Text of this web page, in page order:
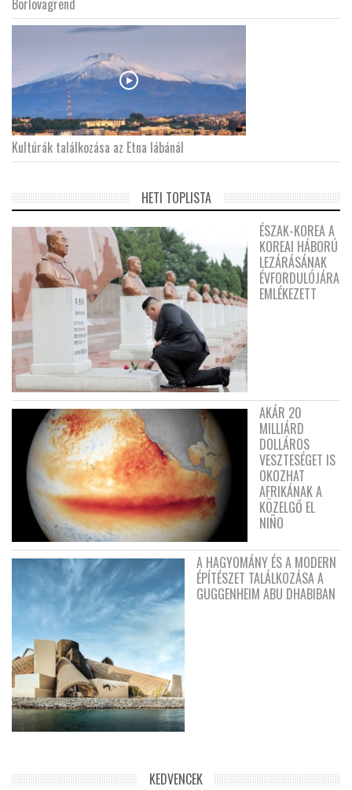
Borlovagrend
Kultúrák találkozása az Etna lábánál
HETI TOPLISTA
ÉSZAK-KOREA A
KOREAI HÁBORÚ
LEZÁRÁSÁNAK
ÉVFORDULÓJÁRA
EMLÉKEZETT
AKÁR 20
MILLIÁRD
DOLLÁROS
VESZTESÉGET IS
OKOZHAT
AFRIKÁNAK A
KÖZELGŐ EL
NIÑO
A HAGYOMÁNY ÉS A MODERN
ÉPÍTÉSZET TALÁLKOZÁSA A
GUGGENHEIM ABU DHABIBAN
KEDVENCEK